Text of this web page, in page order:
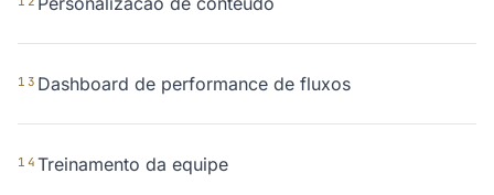
13 Dashboard de performance de fluxos
14 Treinamento da equipe